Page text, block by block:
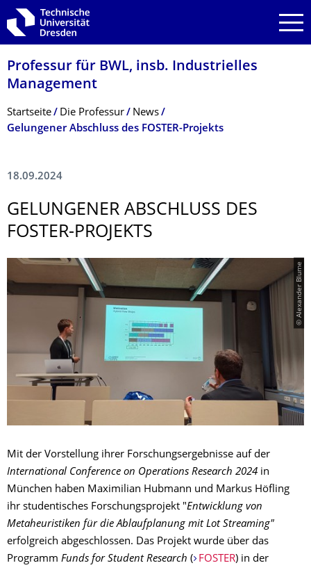
Zur Hauptnavigation springen
Zur Suche springen
Zum Inhalt springen
Professur für BWL, insb. Industrielles
Management
Breadcrumb-Menü
Startseite Die Professur
News
Gelungener Abschluss des FOSTER-Projekts
18.09.2024
GELUNGENER ABSCHLUSS DES
FOSTER-PROJEKTS
© Alexander Blume
Mit der Vorstellung ihrer Forschungsergebnisse auf der
International Conference on Operations Research 2024 in
München haben Maximilian Hubmann und Markus Höfling
ihr studentisches Forschungsprojekt "Entwicklung von
Metaheuristiken für die Ablaufplanung mit Lot Streaming"
erfolgreich abgeschlossen. Das Projekt wurde über das
Programm Funds for Student Research ( FOSTER) in der